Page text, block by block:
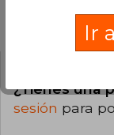
Preguntas
¿Tienes una
sesión para
Ir